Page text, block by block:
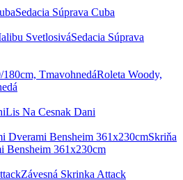
Sedacia Súprava Cuba
Sedacia Súprava
Roleta Woody,
Lis Na Cesnak Dani
Skriňa
Bensheim 361x230cm
Závesná Skrinka Attack